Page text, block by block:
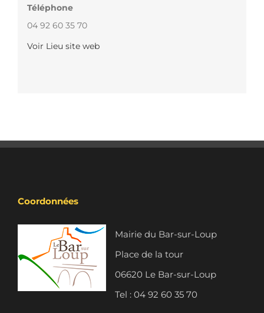
Téléphone
04 92 60 35 70
Voir Lieu site web
Coordonnées
Mairie du Bar-sur-Loup
Place de la tour
06620 Le Bar-sur-Loup
Tel : 04 92 60 35 70